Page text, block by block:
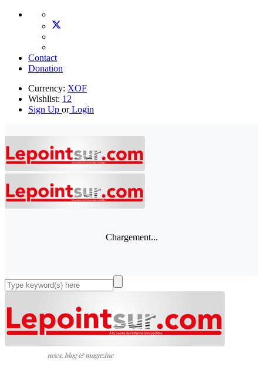
Contact
Donation
Currency: XOF
Wishlist: 12
Sign Up orLogin
Chargement...